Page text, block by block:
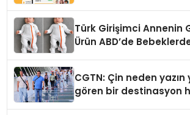
Türk Girişimci Annenin
Ürün ABD’de
CGTN: Çin neden
gören bir destinasyon